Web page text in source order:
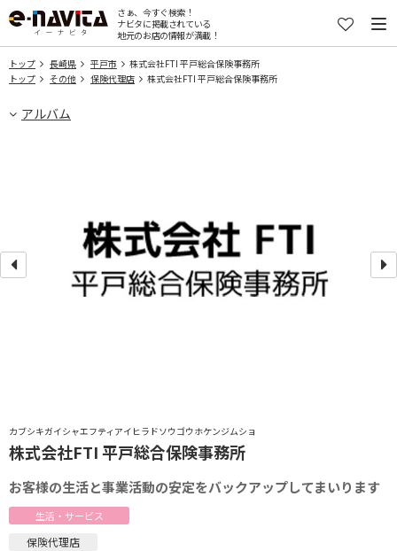
さぁ、今すぐ検索！
ナビタに掲載されている
地元のお店の情報が満載！
トップ 長崎県 平戸市
株式会社FTI 平戸総合保険事務所
トップ
その他 保険代理店 株式会社FTI 平戸総合保険事務所
アルバム
カブシキガイシャエフティアイヒラドソウゴウホケンジムショ
株式会社FTI 平戸総合保険事務所
お客様の生活と事業活動の安定をバックアップしてまいります
生活・サービス
保険代理店